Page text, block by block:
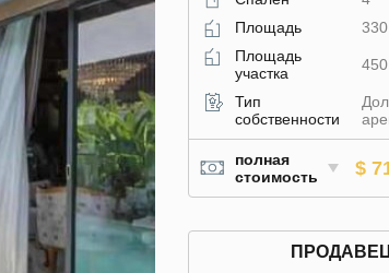
Площадь
Площадь
участка
Тип
собственности
полная
стоимость
$